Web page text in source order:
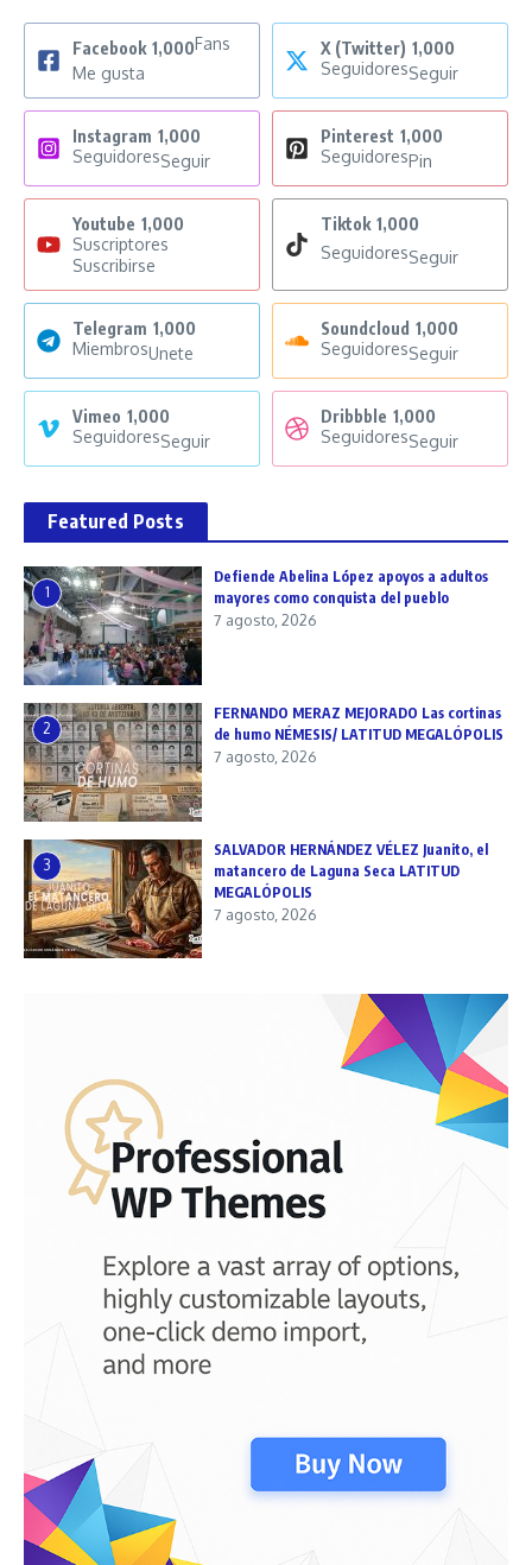
Facebook 1,000Fans
Me gusta
X (Twitter) 1,000
SeguidoresSeguir
Instagram 1,000
SeguidoresSeguir
Pinterest 1,000
SeguidoresPin
Youtube 1,000
Suscriptores
Suscribirse
Tiktok 1,000
SeguidoresSeguir
Telegram 1,000
MiembrosUnete
Soundcloud 1,000
SeguidoresSeguir
Vimeo 1,000
SeguidoresSeguir
Dribbble 1,000
SeguidoresSeguir
Featured Posts
1
Defiende Abelina López apoyos a adultos
mayores como conquista del pueblo
7 agosto, 2026
2
FERNANDO MERAZ MEJORADO Las cortinas
de humo NÉMESIS/ LATITUD MEGALÓPOLIS
7 agosto, 2026
3
SALVADOR HERNÁNDEZ VÉLEZ Juanito, el
matancero de Laguna Seca LATITUD
MEGALÓPOLIS
7 agosto, 2026